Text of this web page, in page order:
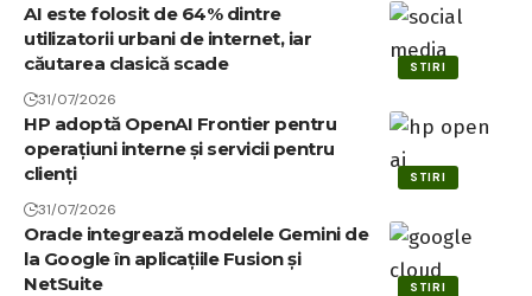
STIRI
AI este folosit de 64% dintre
utilizatorii urbani de internet, iar
căutarea clasică scade
31/07/2026
STIRI
HP adoptă OpenAI Frontier pentru
operațiuni interne și servicii pentru
clienți
31/07/2026
STIRI
Oracle integrează modelele Gemini de
la Google în aplicațiile Fusion și
NetSuite